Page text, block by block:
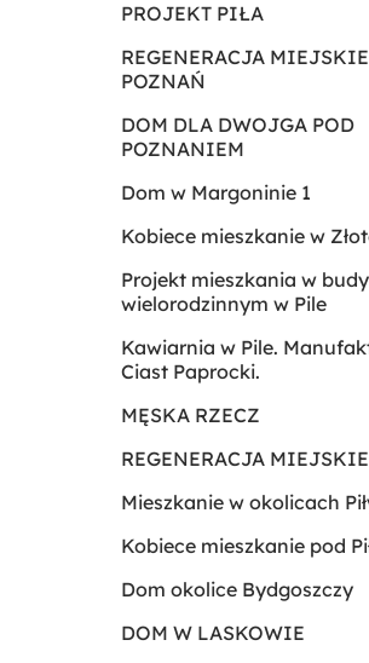
PROJEKT PIŁA
REGENERACJA
POZNAŃ
DOM DLA DWOJGA POD
POZNANIEM
Dom w Margoninie 1
Kobiece mieszkanie w
Projekt mieszkania w
wielorodzinnym w Pile
Kawiarnia w Pile.
Ciast Paprocki.
MĘSKA RZECZ
REGENERACJA
Mieszkanie w okolicach
Kobiece mieszkanie pod
Dom okolice Bydgoszczy
DOM W LASKOWIE